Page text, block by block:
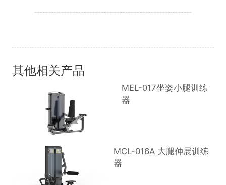
其他相关产品
MEL-017坐姿小腿训练
器
MCL-016A 大腿伸展训练
器